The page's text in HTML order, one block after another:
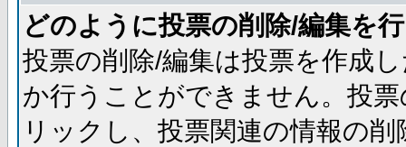
どのように投票の削除/編集を
投票の削除/編集は投票を作成
か行うことができません。投
リックし、投票関連の情報の